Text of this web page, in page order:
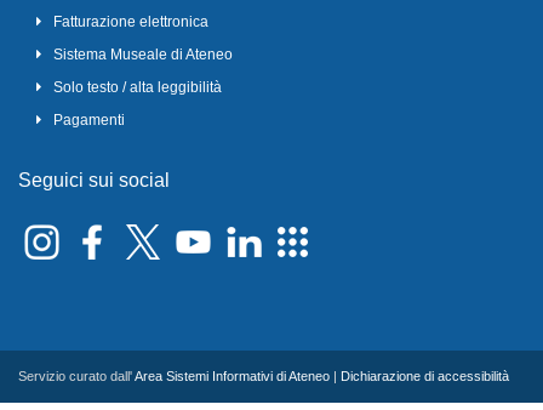
Fatturazione elettronica
Sistema Museale di Ateneo
Solo testo / alta leggibilità
Pagamenti
Seguici sui social
Servizio curato dall'Area Sistemi Informativi di Ateneo Dichiarazione di accessibilità